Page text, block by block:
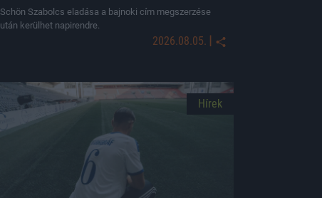
Schön Szabolcs eladása a bajnoki cím megszerzése
után kerülhet napirendre.
2026.08.05. |
Hírek